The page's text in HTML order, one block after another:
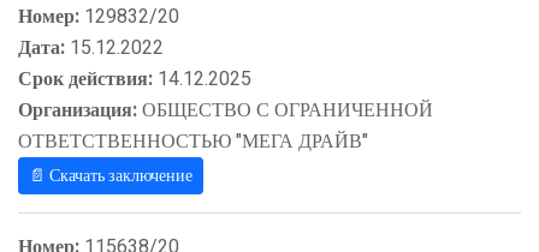
Номер: 129832/20
Дата: 15.12.2022
Срок действия: 14.12.2025
Организация:ОБЩЕСТВО С ОГРАНИЧЕННОЙ
ОТВЕТСТВЕННОСТЬЮ "МЕГА ДРАЙВ"
📄 Скачать заключение